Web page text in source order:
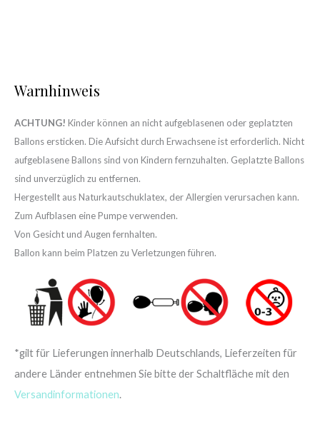
Warnhinweis
ACHTUNG! Kinder können an nicht aufgeblasenen oder geplatzten
Ballons ersticken. Die Aufsicht durch Erwachsene ist erforderlich. Nicht
aufgeblasene Ballons sind von Kindern fernzuhalten. Geplatzte Ballons
sind unverzüglich zu entfernen.
Hergestellt aus Naturkautschuklatex, der Allergien verursachen kann.
Zum Aufblasen eine Pumpe verwenden.
Von Gesicht und Augen fernhalten.
Ballon kann beim Platzen zu Verletzungen führen.
*gilt für Lieferungen innerhalb Deutschlands, Lieferzeiten für
andere Länder entnehmen Sie bitte der Schaltfläche mit den
Versandinformationen.